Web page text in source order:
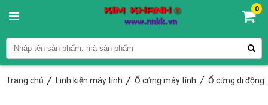
0
Trang chủ Linh kiện máy tính Ổ cứng máy tính Ổ cứng di động